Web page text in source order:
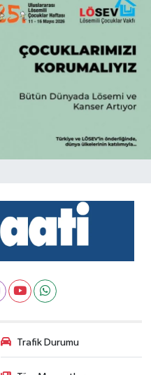
Trafik Durumu